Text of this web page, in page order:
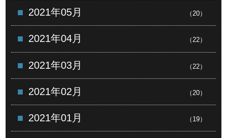
2021年05月 （20）
2021年04月 （22）
2021年03月 （22）
2021年02月 （20）
2021年01月 （19）